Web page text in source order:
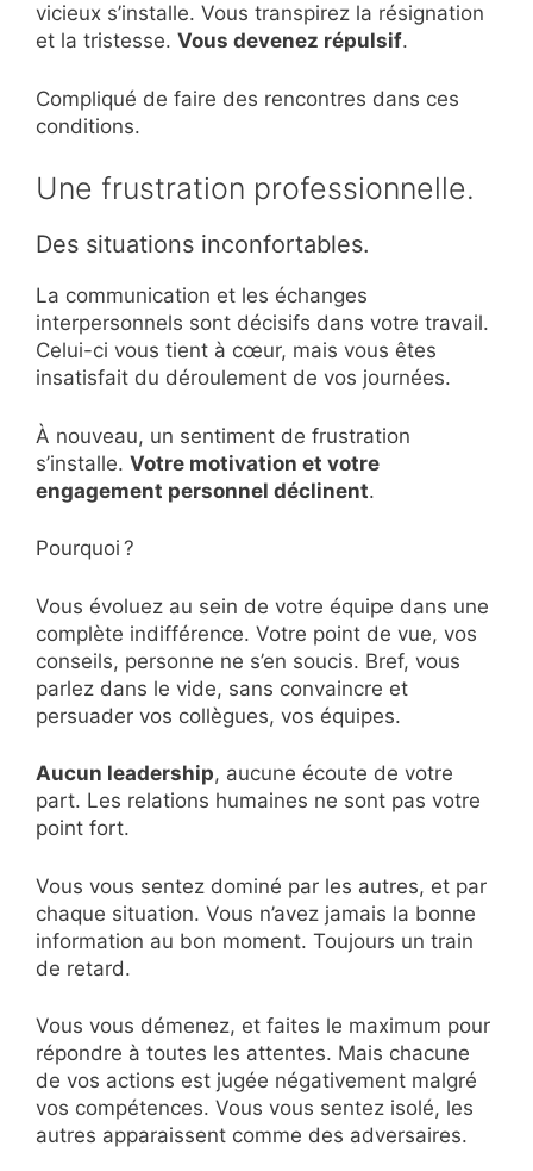
vicieux s’installe. Vous transpirez la résignation
et la tristesse. Vous devenez répulsif.
Compliqué de faire des rencontres dans ces
conditions.
Une frustration professionnelle.
Des situations inconfortables.
La communication et les échanges
interpersonnels sont décisifs dans votre travail.
Celui-ci vous tient à cœur, mais vous êtes
insatisfait du déroulement de vos journées.
À nouveau, un sentiment de frustration
s’installe. Votre motivation et votre
engagement personnel déclinent.
Pourquoi ?
Vous évoluez au sein de votre équipe dans une
complète indifférence. Votre point de vue, vos
conseils, personne ne s’en soucis. Bref, vous
parlez dans le vide, sans convaincre et
persuader vos collègues, vos équipes.
Aucun leadership, aucune écoute de votre
part. Les relations humaines ne sont pas votre
point fort.
Vous vous sentez dominé par les autres, et par
chaque situation. Vous n’avez jamais la bonne
information au bon moment. Toujours un train
de retard.
Vous vous démenez, et faites le maximum pour
répondre à toutes les attentes. Mais chacune
de vos actions est jugée négativement malgré
vos compétences. Vous vous sentez isolé, les
autres apparaissent comme des adversaires.